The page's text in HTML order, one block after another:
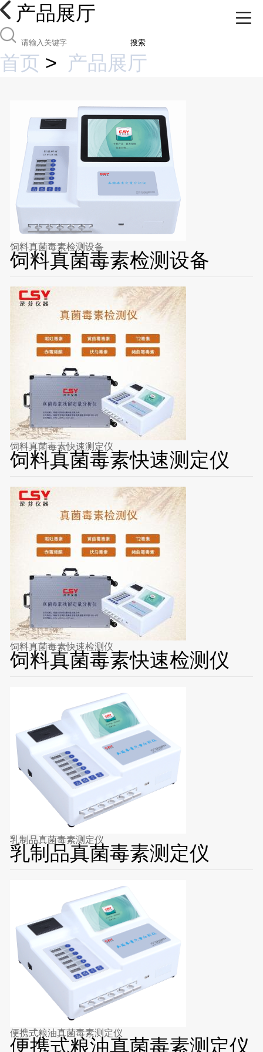
产品展厅
搜索
首页 > 产品展厅
饲料真菌毒素检测设备
饲料真菌毒素检测设备
饲料真菌毒素快速测定仪
饲料真菌毒素快速测定仪
饲料真菌毒素快速检测仪
饲料真菌毒素快速检测仪
乳制品真菌毒素测定仪
乳制品真菌毒素测定仪
便携式粮油真菌毒素测定仪
便携式粮油真菌毒素测定仪